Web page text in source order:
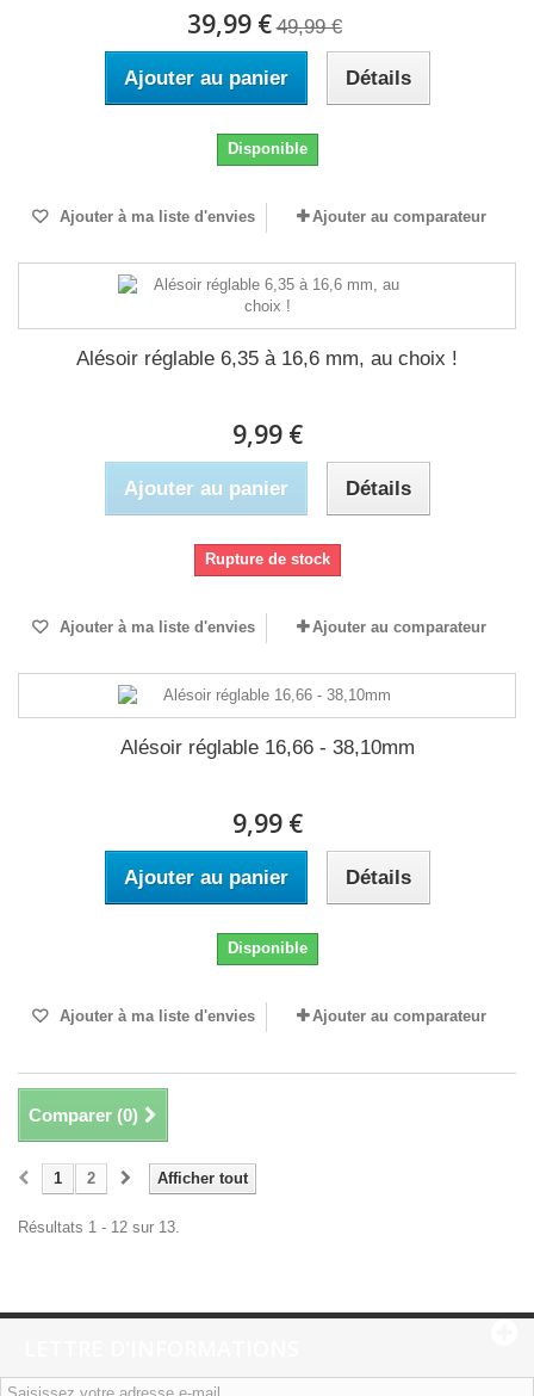
39,99 € 49,99 €
Ajouter au panier Détails
Disponible
Ajouter à ma liste d'envies Ajouter au comparateur
Alésoir réglable 6,35 à 16,6 mm, au choix !
9,99 €
Ajouter au panier Détails
Rupture de stock
Ajouter à ma liste d'envies Ajouter au comparateur
Alésoir réglable 16,66 - 38,10mm
9,99 €
Ajouter au panier Détails
Disponible
Ajouter à ma liste d'envies Ajouter au comparateur
Comparer (0)
Afficher tout
1 2
Résultats 1 - 12 sur 13.